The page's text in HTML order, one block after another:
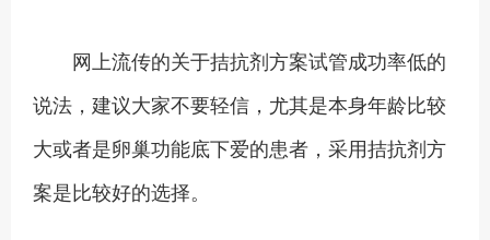
网上流传的关于拮抗剂方案试管成功率低的
说法，建议大家不要轻信，尤其是本身年龄比较
大或者是卵巢功能底下爱的患者，采用拮抗剂方
案是比较好的选择。